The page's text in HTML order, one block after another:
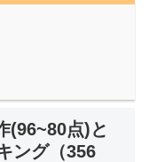
(96~80点)と
ング（356